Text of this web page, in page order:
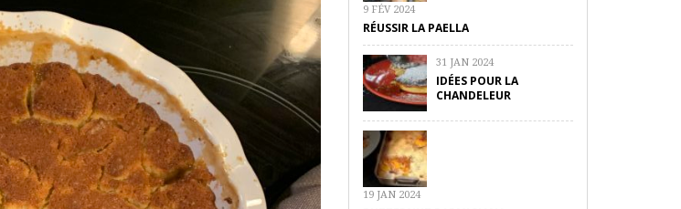
9 FÉV 2024
RÉUSSIR LA PAELLA
31 JAN 2024
IDÉES POUR LA
CHANDELEUR
19 JAN 2024